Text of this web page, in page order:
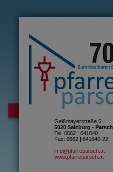
Geißmayerstraße 6
5020 Salzburg - Parsch
Tel: 0662 | 641640
Fax: 0662 | 641640-22
info@pfarreparsch.at
www.pfarreparsch.at